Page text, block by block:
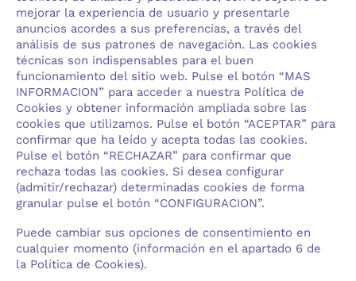
mejorar la experiencia de usuario y presentarle
anuncios acordes a sus preferencias, a través del
análisis de sus patrones de navegación. Las cookies
técnicas son indispensables para el buen
funcionamiento del sitio web. Pulse el botón “MAS
INFORMACION” para acceder a nuestra Política de
Cookies y obtener información ampliada sobre las
cookies que utilizamos. Pulse el botón “ACEPTAR” para
confirmar que ha leído y acepta todas las cookies.
Pulse el botón “RECHAZAR” para confirmar que
rechaza todas las cookies. Si desea configurar
(admitir/rechazar) determinadas cookies de forma
granular pulse el botón “CONFIGURACION”.
Puede cambiar sus opciones de consentimiento en
cualquier momento (información en el apartado 6 de
la Política de Cookies).
PREVENTIVO
Servicio enfocado a mejorar la calidad de
vida del usuario